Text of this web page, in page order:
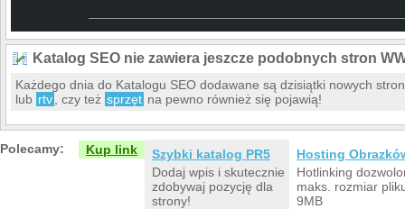
Katalog SEO nie zawiera jeszcze podobnych stron
Każdego dnia do Katalogu SEO dodawane są dzisiątki nowych
lub rtv , czy też sprzęt na pewno również się pojawią!
Polecamy: Kup link
Szybki katalog PR5
Dodaj wpis i skutecznie
zdobywaj pozycję dla
strony!
Hosting
Hotlinking
maks. rozmiar
9MB